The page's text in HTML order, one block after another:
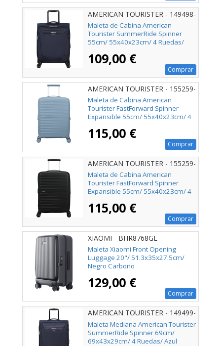
AMERICAN TOURISTER - 149498-
1596
Maleta de Cabina American
Tourister SummerRide Spinner
55cm/ 55x40x23cm/ 4 Ruedas/
109,00 €
Comprar
AMERICAN TOURISTER - 155259-
1827
Maleta de Cabina American
Tourister FastForward Spinner
Expansible 55cm/ 55x40x23cm/ 4
115,00 €
Comprar
AMERICAN TOURISTER - 155259-
361E
Maleta de Cabina American
Tourister FastForward Spinner
Expansible 55cm/ 55x40x23cm/ 4
115,00 €
Comprar
XIAOMI - BHR8768GL
Maleta Xiaomi Front Opening
Luggage 20"/ 51.3x35x27.5cm/
Negro Carbono
129,00 €
Comprar
AMERICAN TOURISTER - 149499-
1596
Maleta Mediana American Tourister
SummerRide Spinner 69cm/
69x43x29cm/ 4 Ruedas/ Azul